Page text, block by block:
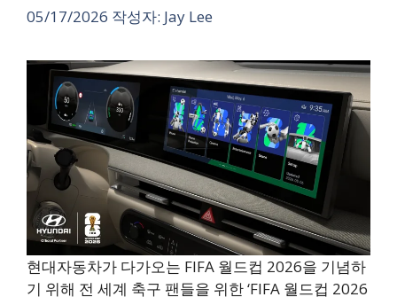
05/17/2026 작성자: Jay Lee
현대자동차가 다가오는 FIFA 월드컵 2026을 기념하
기 위해 전 세계 축구 팬들을 위한 ‘FIFA 월드컵 2026